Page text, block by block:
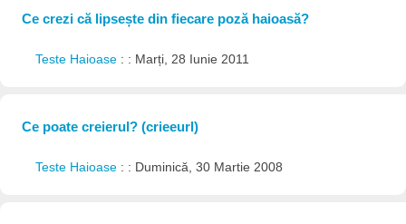
Ce crezi că lipsește din fiecare poză haioasă?
Teste Haioase : : Marți, 28 Iunie 2011
Ce poate creierul? (crieeurl)
Teste Haioase : : Duminică, 30 Martie 2008